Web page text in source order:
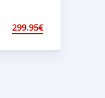
299.95€